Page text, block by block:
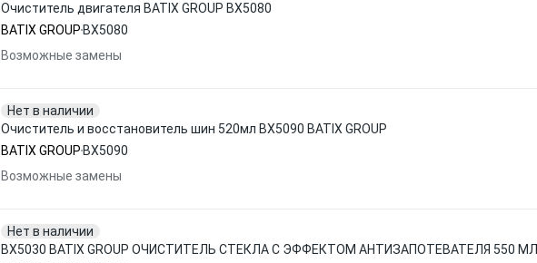
Очиститель двигателя BATIX GROUP BX5080
BATIX GROUP BX5080
Возможные замены
Нет в наличии
Очиститель и восстановитель шин 520мл BX5090 BATIX GROUP
BATIX GROUP BX5090
Возможные замены
Нет в наличии
BX5030 BATIX GROUP ОЧИСТИТЕЛЬ СТЕКЛА С ЭФФЕКТОМ АНТИЗАПОТЕВАТЕЛЯ 550 МЛ